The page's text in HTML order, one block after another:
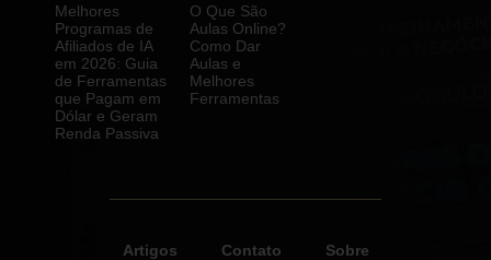
Melhores
Programas de
Afiliados de IA
em 2026: Guia
de Ferramentas
que Pagam em
Dólar e Geram
Renda Passiva
O Que São
Aulas Online?
Como Dar
Aulas e
Melhores
Ferramentas
Artigos Contato
Sobre